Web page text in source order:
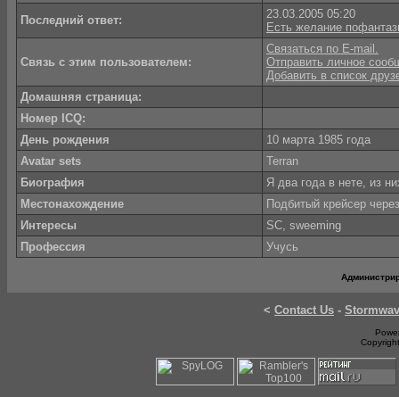
Последний ответ:
23.03.2005 05:20
Есть желание
Связь с этим пользователем:
Связаться по E-mail.
Отправить личное
Добавить в список
Домашняя страница:
Номер ICQ:
День рождения
10 марта 1985 года
Avatar sets
Terran
Биография
Я два года в нете, из
Местонахождение
Подбитый крейсер
Интересы
SC, sweeming
Профессия
Учусь
< Contact Us -